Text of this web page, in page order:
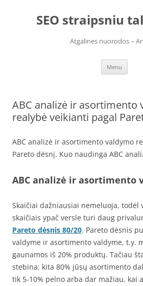
contentSEO straipsniu
Atgalines nuorodos –
Menu
ABC analizė ir asortimento
realybė veikianti pagal
ABC analizė ir asortimento valdymo
Pareto dėsnį. Kuo naudinga ABC
ABC analizė ir asortimento
Skaičiai dažniausiai nemeluoja, todėl
skaičiais ypač versle turi daug
Pareto dėsnis 80/20. Pareto dėsnis
valdyme ir asortimento valdyme, t.y.
gaunamos iš 20% produktų. Tačiau
stebina: kita 80% jūsų asortimento
tik 5-10% pelno arba dar mažiau, kai